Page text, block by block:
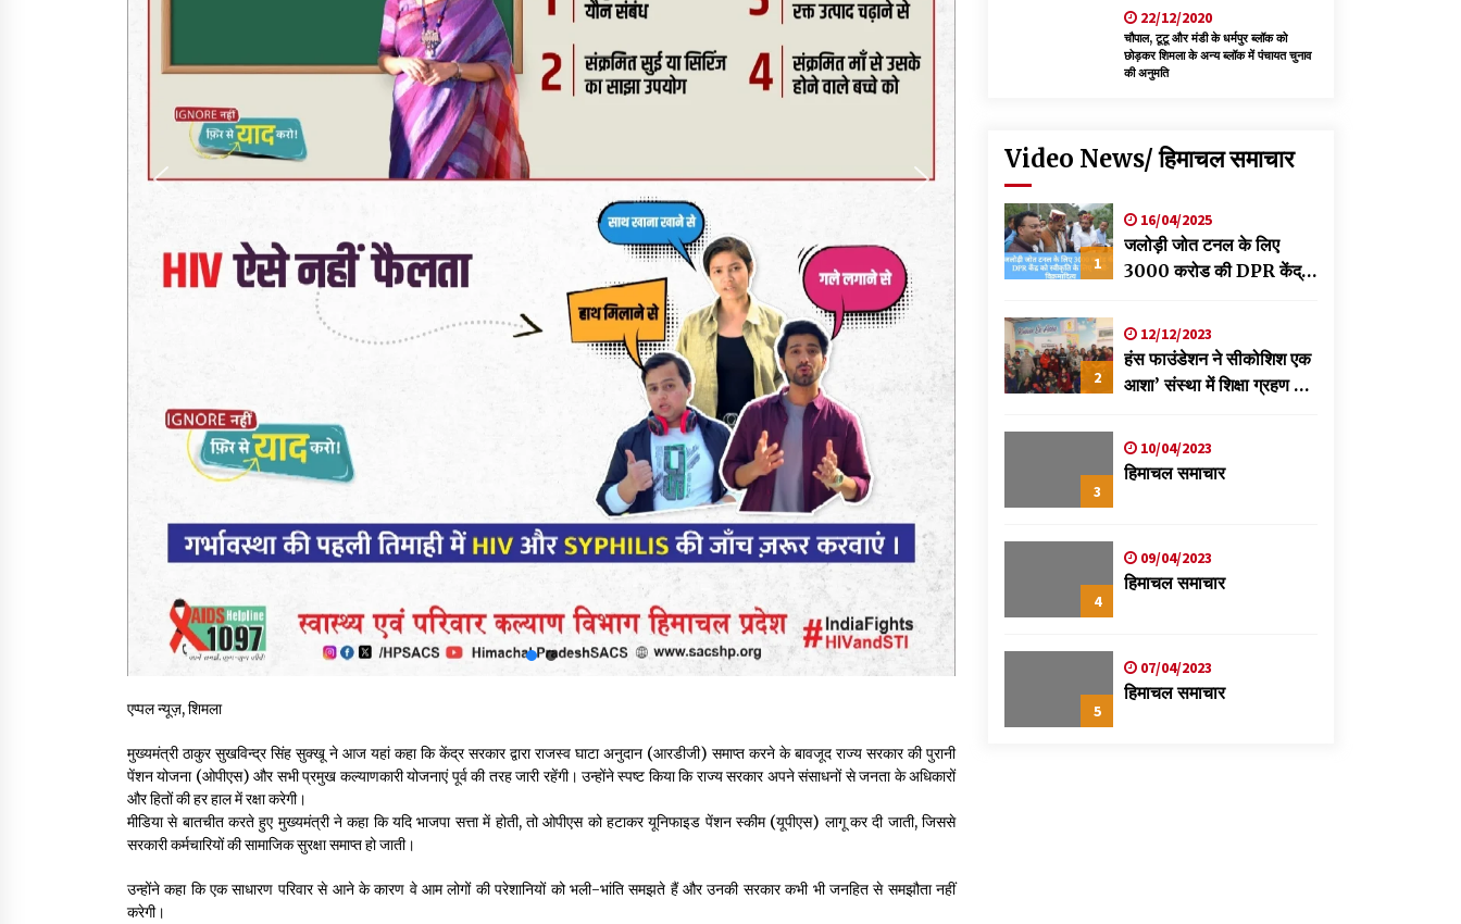
एप्पल न्यूज़, शिमला
मुख्यमंत्री ठाकुर सुखविन्द्र सिंह सुक्खू ने आज यहां कहा कि केंद्र सरकार द्वारा राजस्व घाटा अनुदान (आरडीजी) समाप्त करने के बावजूद राज्य सरकार की पुरानी
पेंशन योजना (ओपीएस) और सभी प्रमुख कल्याणकारी योजनाएं पूर्व की तरह जारी रहेंगी। उन्होंने स्पष्ट किया कि राज्य सरकार अपने संसाधनों से जनता के अधिकारों
और हितों की हर हाल में रक्षा करेगी।
मीडिया से बातचीत करते हुए मुख्यमंत्री ने कहा कि यदि भाजपा सत्ता में होती, तो ओपीएस को हटाकर यूनिफाइड पेंशन स्कीम (यूपीएस) लागू कर दी जाती, जिससे
सरकारी कर्मचारियों की सामाजिक सुरक्षा समाप्त हो जाती।
उन्होंने कहा कि एक साधारण परिवार से आने के कारण वे आम लोगों की परेशानियों को भली-भांति समझते हैं और उनकी सरकार कभी भी जनहित से समझौता नहीं
करेगी।
22/12/2020
चौपाल, टूटू और मंडी के धर्मपुर ब्लॉक को
छोड़कर शिमला के अन्य ब्लॉक में पंचायत चुनाव
की अनुमति
Video News/ हिमाचल समाचार
1
16/04/2025
जलोड़ी जोत टनल के लिए
3000 करोड की DPR केंद्र
विक्रमादित्य
2
12/12/2023
हंस फाउंडेशन ने सीकोशिश एक
आशा’ संस्था में शिक्षा ग्रहण कर
स्वास्थ्य शिविर
3
10/04/2023
हिमाचल समाचार
4
09/04/2023
हिमाचल समाचार
5
07/04/2023
हिमाचल समाचार